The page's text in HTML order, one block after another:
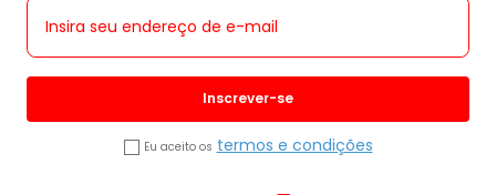
Inscrever-se
Eu aceito os termos e condições